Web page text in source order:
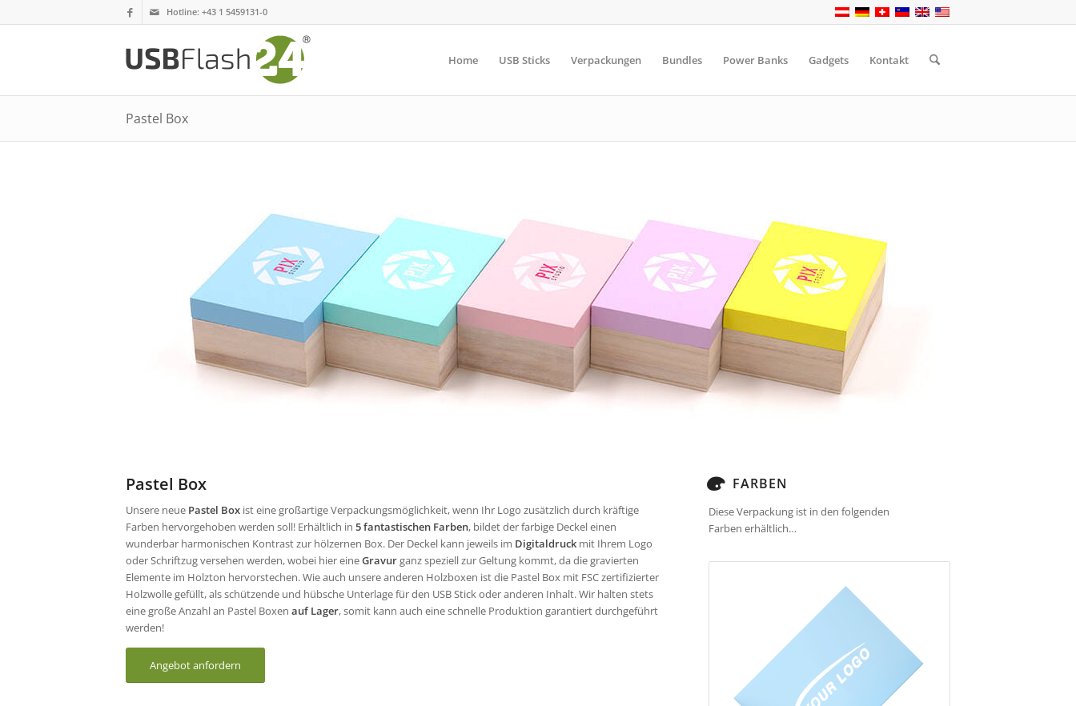
Hotline: +43 1 5459131-0
Home USB Sticks Verpackungen Bundles Power Banks Gadgets Kontakt
Pastel Box
Pastel Box
Unsere neue Pastel Box ist eine großartige Verpackungsmöglichkeit, wenn Ihr Logo zusätzlich durch kräftige
Farben hervorgehoben werden soll! Erhältlich in 5 fantastischen Farben, bildet der farbige Deckel einen
wunderbar harmonischen Kontrast zur hölzernen Box. Der Deckel kann jeweils im Digitaldruck mit Ihrem Logo
oder Schriftzug versehen werden, wobei hier eineGravurganz speziell zur Geltung kommt, da die gravierten
Elemente im Holzton hervorstechen. Wie auch unsere anderen Holzboxen ist die Pastel Box mit FSC zertifizierter
Holzwolle gefüllt, als schützende und hübsche Unterlage für den USB Stick oder anderen Inhalt. Wir halten stets
eine große Anzahl an Pastel Boxen auf Lager, somit kann auch eine schnelle Produktion garantiert durchgeführt
werden!
Angebot anfordern
FARBEN
Diese Verpackung ist in den folgenden
Farben erhältlich…